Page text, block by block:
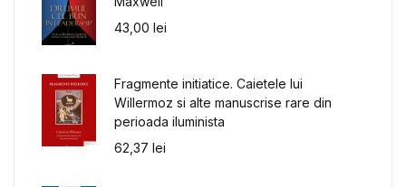
43,00 lei
Fragmente initiatice. Caietele lui
Willermoz si alte manuscrise rare din
perioada iluminista
62,37 lei